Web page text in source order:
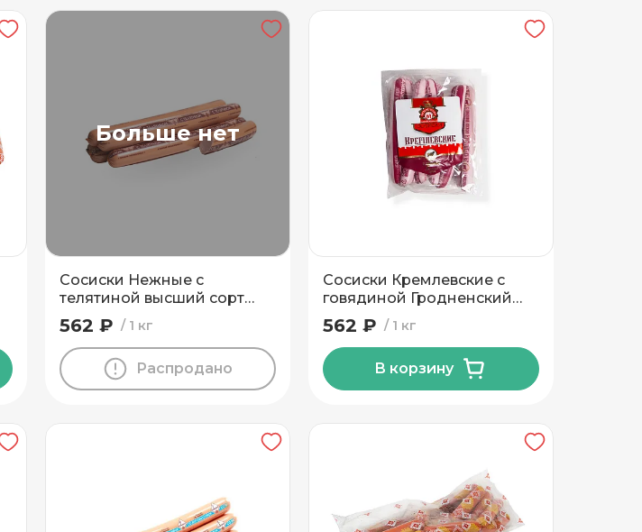
Больше нет
Сосиски Нежные с
телятиной высший сорт
Пинский МК
1 кг
562 ₽
Распродано
Сосиски Кремлевские с
говядиной Гродненский
МК
1 кг
562 ₽
В корзину